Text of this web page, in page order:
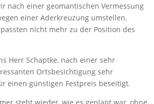
nach einer geomantischen Vermessung
einer Aderkreuzung umstellen.
nicht mehr zu der Position des
Herr Schaptke, nach einer sehr
Ortsbesichtigung sehr
einen günstigen Festpreis beseitigt.